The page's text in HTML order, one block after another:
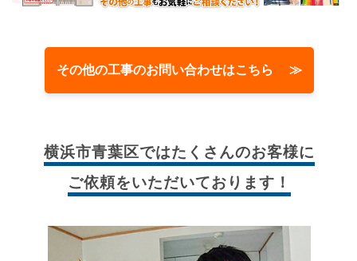
その他の工事のお問い合わせはこちら ≫
横浜市青葉区ではたくさんのお客様に
ご依頼をいただいております！